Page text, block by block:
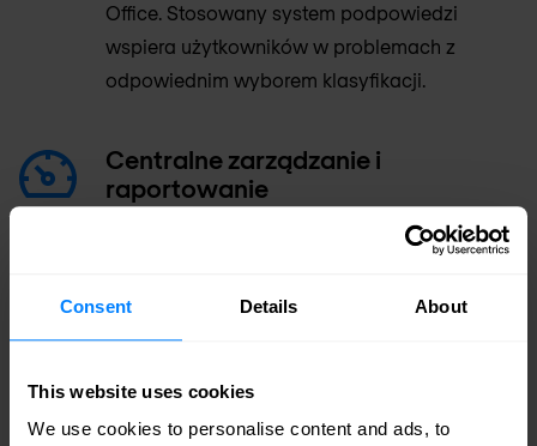
Consent Details About
This website uses cookies
We use cookies to personalise content and ads, to
Office. Stosowany system podpowiedzi
wspiera użytkowników w problemach z
odpowiednim wyborem klasyfikacji.
Centralne zarządzanie i
raportowanie
GREENmod posiada intuicyjną konsolę
zarządzającą, która zapewnia zarządzanie
konfiguracją, zbieranie zdarzeń dotyczących
pozwala na monitorowanie działań
użytkowników, związanych z klasyfikacją